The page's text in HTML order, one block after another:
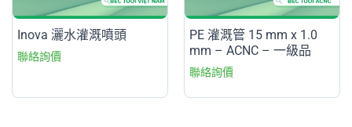
Inova 灑水灌溉噴頭
PE 灌溉管 15 mm x 1.0
mm – ACNC – 一級品